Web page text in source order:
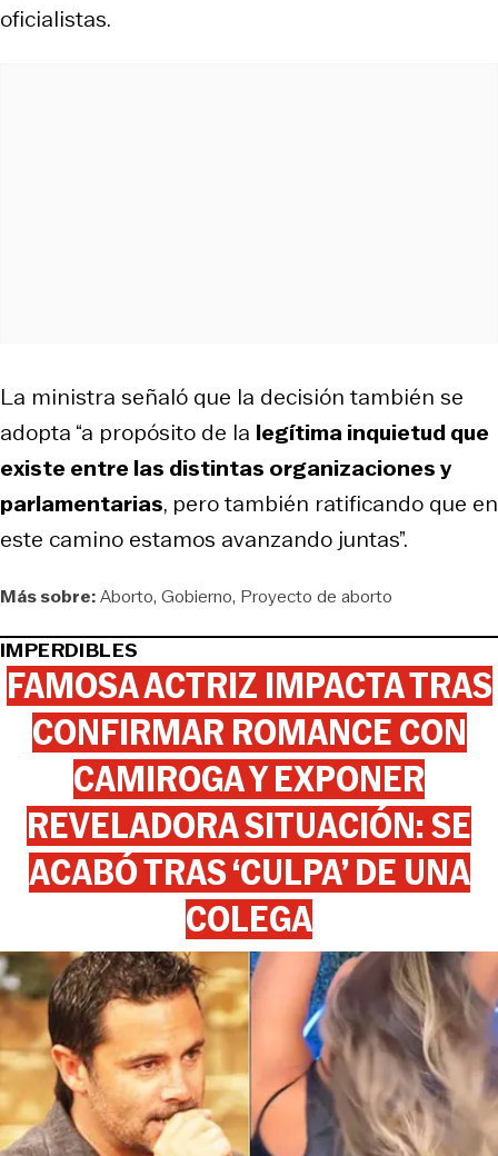
oficialistas.
La ministra señaló que la decisión también se
adopta “a propósito de la legítima inquietud que
existe entre las distintas organizaciones y
parlamentarias, pero también ratificando que en
este camino estamos avanzando juntas”.
Más sobre:Aborto Gobierno Proyecto de aborto
IMPERDIBLES
FAMOSA ACTRIZ IMPACTA TRAS
CONFIRMAR ROMANCE CON
CAMIROGA Y EXPONER
REVELADORA SITUACIÓN: SE
ACABÓ TRAS ‘CULPA’ DE UNA
COLEGA